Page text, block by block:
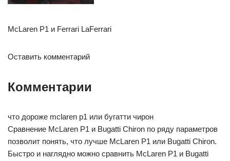
McLaren P1 и Ferrari LaFerrari
Оставить комментарий
Комментарии
что дороже mclaren p1 или бугатти чирон
Сравнение McLaren P1 и Bugatti Chiron по ряду параметров
позволит понять, что лучше McLaren P1 или Bugatti Chiron.
Быстро и наглядно можно сравнить McLaren P1 и Bugatti